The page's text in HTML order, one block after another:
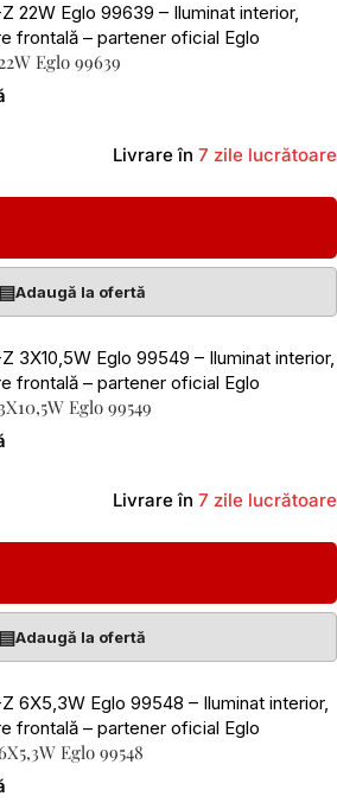
Eglo 99639
Livrare în 7 zile lucrătoare
▤Adaugă la ofertă
Eglo 99549
Livrare în 7 zile lucrătoare
▤Adaugă la ofertă
Eglo 99548